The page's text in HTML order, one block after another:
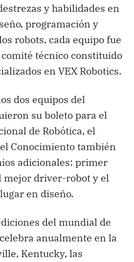
y habilidades en
programación y
robots, cada equipo fue
técnico constituido
en VEX Robotics.
dos equipos del
su boleto para el
de Robótica, el
Conocimiento también
adicionales: primer
mejor driver-robot y el
en diseño.
del mundial de
anualmente en la
Kentucky, las